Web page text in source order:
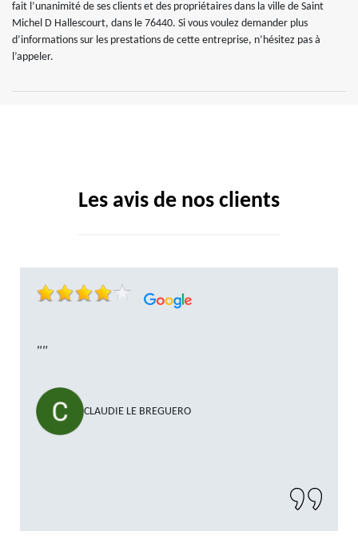
fait l’unanimité de ses clients et des propriétaires dans la ville de Saint
Michel D Hallescourt, dans le 76440. Si vous voulez demander plus
d’informations sur les prestations de cette entreprise, n’hésitez pas à
l’appeler.
Les avis de nos clients
""
CLAUDIE LE BREGUERO